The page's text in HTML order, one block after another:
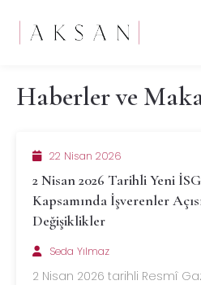
Haberler ve
22 Nisan 2026
2 Nisan 2026 Tarihli Yeni
Kapsamında İşverenler
Değişiklikler
Seda Yılmaz
2 Nisan 2026 tarihli Resmî